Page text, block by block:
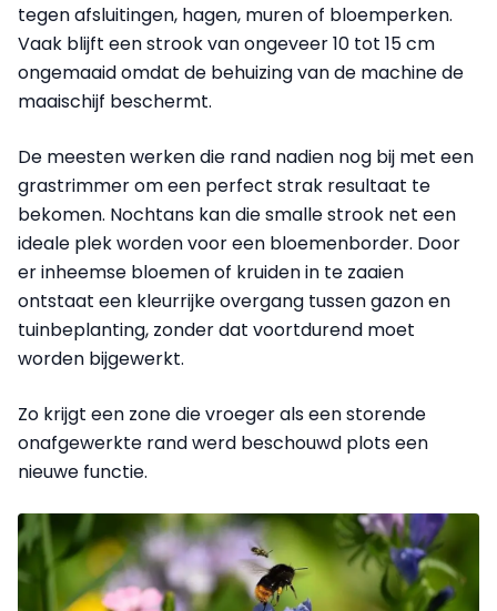
tegen afsluitingen, hagen, muren of bloemperken.
Vaak blijft een strook van ongeveer 10 tot 15 cm
ongemaaid omdat de behuizing van de machine de
maaischijf beschermt.
De meesten werken die rand nadien nog bij met een
grastrimmer om een perfect strak resultaat te
bekomen. Nochtans kan die smalle strook net een
ideale plek worden voor een bloemenborder. Door
er inheemse bloemen of kruiden in te zaaien
ontstaat een kleurrijke overgang tussen gazon en
tuinbeplanting, zonder dat voortdurend moet
worden bijgewerkt.
Zo krijgt een zone die vroeger als een storende
onafgewerkte rand werd beschouwd plots een
nieuwe functie.